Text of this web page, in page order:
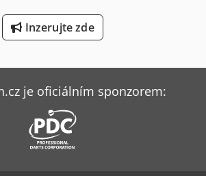
Stroje Na Výrobu Palet
Ziersch & Baltrusch Brusky Na Plocho Vertikální Brusky
Inzerujte zde
je oficiálním sponzorem: